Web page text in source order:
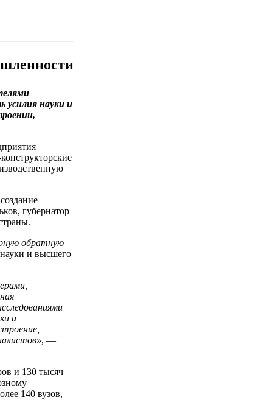
науки и
губернатор
обратную
и высшего
и
, —
и 130 тысяч
140 вузов,